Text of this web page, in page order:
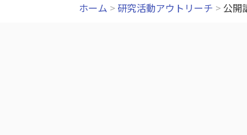
ホーム >研究活動アウトリーチ > 公開